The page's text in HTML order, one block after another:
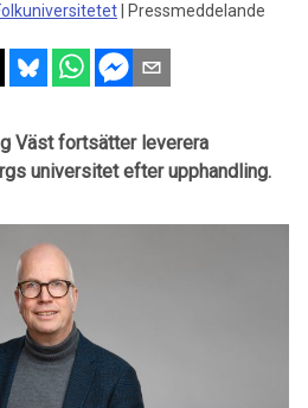
Pressmeddelande
Väst fortsätter leverera
universitet efter upphandling.